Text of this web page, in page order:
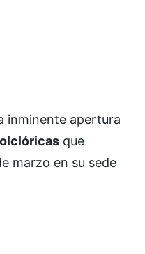
inminente apertura
que
marzo en su sede